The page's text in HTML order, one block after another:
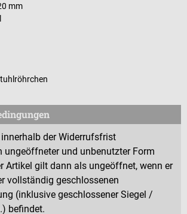
mm
der Widerrufsfrist
ungeöffneter und unbenutzter Form
Artikel gilt dann als ungeöffnet, wenn er
vollständig geschlossenen
(inklusive geschlossener Siegel /
befindet.